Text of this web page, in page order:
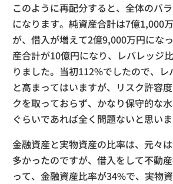
このように再配分すると、全体のバ
になります。純資産合計は7億1,000
が、借入が増えて2億9,000万円にな
産合計が10億円になり、レバレッジ
りました。当初112%でしたので、
と高まってはいますが、リスク許容
クを取っておらず、かなり保守的な
ぐらいであれば全く問題ないと思いま
金融資産と実物資産の比率は、元々
多かったのですが、借入をして不動
って、金融資産比率が34%で、実物